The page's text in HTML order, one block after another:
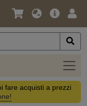
Lingua
Valuta
Offerta
fare acquisti a prezzi